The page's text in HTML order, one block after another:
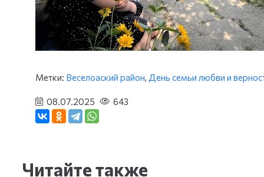
Метки: Веселоаский район, День семьи любви и
08.07.2025 643
Читайте также